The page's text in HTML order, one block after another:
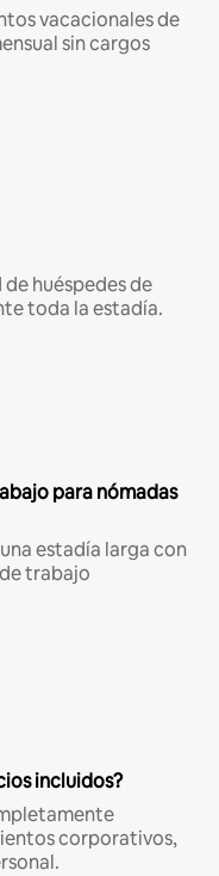
vacacionales de
sin cargos
huéspedes de
toda la estadía.
para nómadas
estadía larga con
trabajo
incluidos?
corporativos,